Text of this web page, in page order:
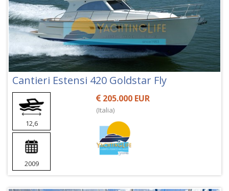
Cantieri Estensi 420 Goldstar Fly
12,6
2009
205.000 EUR
(Italia)